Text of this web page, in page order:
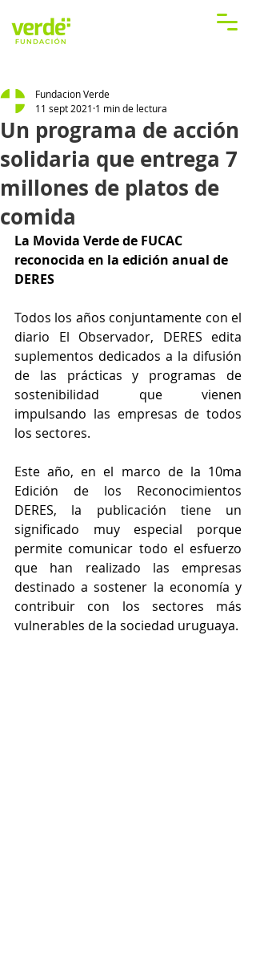
Un programa de acción
solidaria que entrega 7
millones de platos de
comida
Fundacion Verde
11 sept 2021 1 min de lectura
La Movida Verde de FUCAC
reconocida en la edición anual de
DERES
Todos los años conjuntamente con el
diario El Observador, DERES edita
suplementos dedicados a la difusión
de las prácticas y programas de
sostenibilidad que vienen
impulsando las empresas de todos
los sectores.
Este año, en el marco de la 10ma
Edición de los Reconocimientos
DERES, la publicación tiene un
significado muy especial porque
permite comunicar todo el esfuerzo
que han realizado las empresas
destinado a sostener la economía y
contribuir con los sectores más
vulnerables de la sociedad uruguaya.